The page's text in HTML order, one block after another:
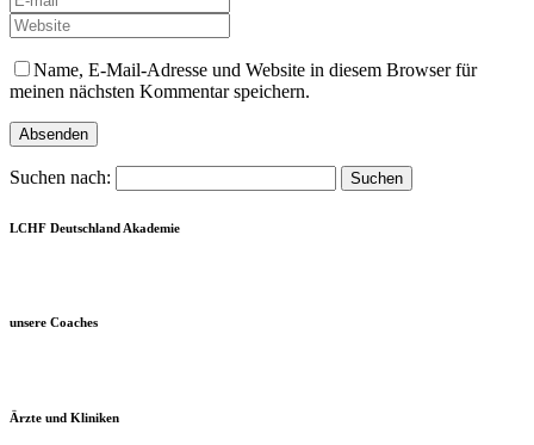
Name, E-Mail-Adresse und Website in diesem Browser für
meinen nächsten Kommentar speichern.
Suchen nach:
LCHF Deutschland Akademie
unsere Coaches
Ärzte und Kliniken